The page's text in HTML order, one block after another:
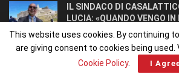
IL SINDACO DI
LUCIA: «QUANDO VENGO IN
TORNARE A CASA».
JULY 27, 2026
This website uses cookies. By continuing
are giving consent to cookies being used.
Cookie Policy. I